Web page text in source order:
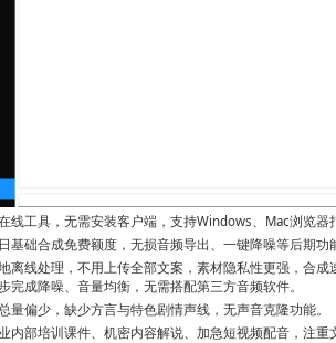
线工具，无需安装客户端，支持Windows、Mac浏览器
基础合成免费额度，无损音频导出、一键降噪等后期功
离线处理，不用上传全部文案，素材隐私性更强，合
完成降噪、音量均衡，无需搭配第三方音频软件。
量偏少，缺少方言与特色剧情声线，无声音克隆功能。
内部培训课件、机密内容解说、加急短视频配音，注重